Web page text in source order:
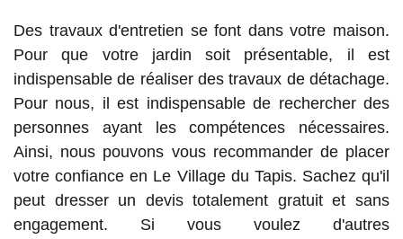
Des travaux d'entretien se font dans votre maison.
Pour que votre jardin soit présentable, il est
indispensable de réaliser des travaux de détachage.
Pour nous, il est indispensable de rechercher des
personnes ayant les compétences nécessaires.
Ainsi, nous pouvons vous recommander de placer
votre confiance en Le Village du Tapis. Sachez qu'il
peut dresser un devis totalement gratuit et sans
engagement. Si vous voulez d'autres